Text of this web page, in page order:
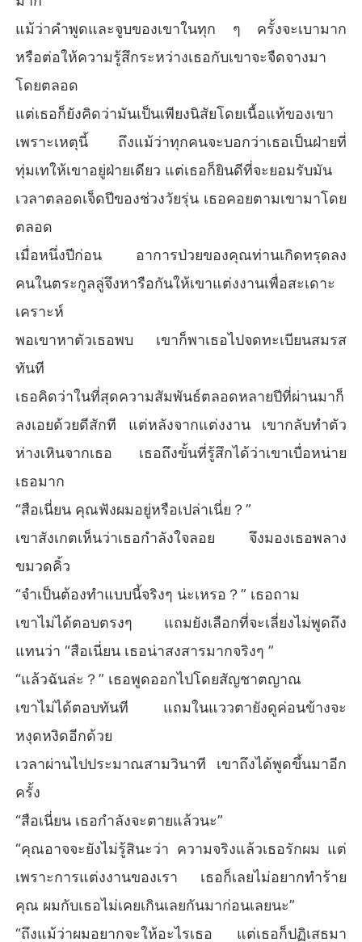
แม้ว่าคำพูดและจูบของเขาในทุก ๆ ครั้งจะเบามาก
หรือต่อให้ความรู้สึกระหว่างเธอกับเขาจะจืดจางมา
โดยตลอด
แต่เธอก็ยังคิดว่ามันเป็นเพียงนิสัยโดยเนื้อแท้ของเขา
เพราะเหตุนี้ ถึงแม้ว่าทุกคนจะบอกว่าเธอเป็นฝ่ายที่
ทุ่มเทให้เขาอยู่ฝ่ายเดียว แต่เธอก็ยินดีที่จะยอมรับมัน
เวลาตลอดเจ็ดปีของช่วงวัยรุ่น เธอคอยตามเขามาโดย
ตลอด
เมื่อหนึ่งปีก่อน อาการป่วยของคุณท่านเกิดทรุดลง
คนในตระกูลลู่จึงหารือกันให้เขาแต่งงานเพื่อสะเดาะ
เคราะห์
พอเขาหาตัวเธอพบ เขาก็พาเธอไปจดทะเบียนสมรส
ทันที
เธอคิดว่าในที่สุดความสัมพันธ์ตลอดหลายปีที่ผ่านมาก็
ลงเอยด้วยดีสักที แต่หลังจากแต่งงาน เขากลับทำตัว
ห่างเหินจากเธอ เธอถึงขั้นที่รู้สึกได้ว่าเขาเบื่อหน่าย
เธอมาก
“สือเนี่ยน คุณฟังผมอยู่หรือเปล่าเนี่ย？”
เขาสังเกตเห็นว่าเธอกำลังใจลอย จึงมองเธอพลาง
ขมวดคิ้ว
“จำเป็นต้องทำแบบนี้จริงๆ น่ะเหรอ？” เธอถาม
เขาไม่ได้ตอบตรงๆ แถมยังเลือกที่จะเลี่ยงไม่พูดถึง
แทนว่า “สือเนี่ยน เธอน่าสงสารมากจริงๆ ”
“แล้วฉันล่ะ？” เธอพูดออกไปโดยสัญชาตญาณ
เขาไม่ได้ตอบทันที แถมในแววตายังดูค่อนข้างจะ
หงุดหงิดอีกด้วย
เวลาผ่านไปประมาณสามวินาที เขาถึงได้พูดขึ้นมาอีก
ครั้ง
“สือเนี่ยน เธอกำลังจะตายแล้วนะ”
“คุณอาจจะยังไม่รู้สินะว่า ความจริงแล้วเธอรักผม แต่
เพราะการแต่งงานของเรา เธอก็เลยไม่อยากทำร้าย
คุณ ผมกับเธอไม่เคยเกินเลยกันมาก่อนเลยนะ”
“ถึงแม้ว่าผมอยากจะให้อะไรเธอ แต่เธอก็ปฏิเสธมา